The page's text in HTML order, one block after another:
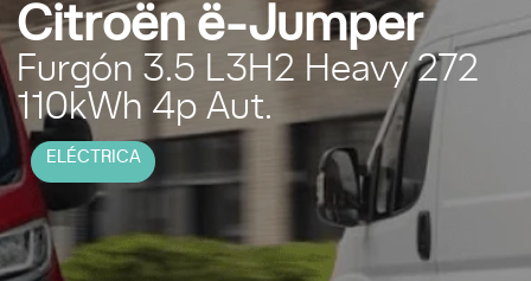
Citroën ë-Jumper
ELÉCTRICA
Furgón 3.5 L3H2 Heavy 272
110kWh 4p Aut.